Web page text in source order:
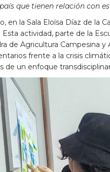
que tienen relación con
en la Sala Eloísa Díaz de la
Esta actividad, parte de la
de Agricultura Campesina
frente a la crisis
de un enfoque